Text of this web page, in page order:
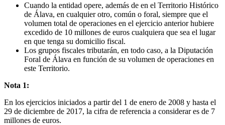
Cuando la entidad opere, además de en el Territorio Histórico
de Álava, en cualquier otro, común o foral, siempre que el
volumen total de operaciones en el ejercicio anterior hubiere
excedido de 10 millones de euros cualquiera que sea el lugar
en que tenga su domicilio fiscal.
Los grupos fiscales tributarán, en todo caso, a la Diputación
Foral de Álava en función de su volumen de operaciones en
este Territorio.
Nota 1:
En los ejercicios iniciados a partir del 1 de enero de 2008 y hasta el
29 de diciembre de 2017, la cifra de referencia a considerar es de 7
millones de euros.